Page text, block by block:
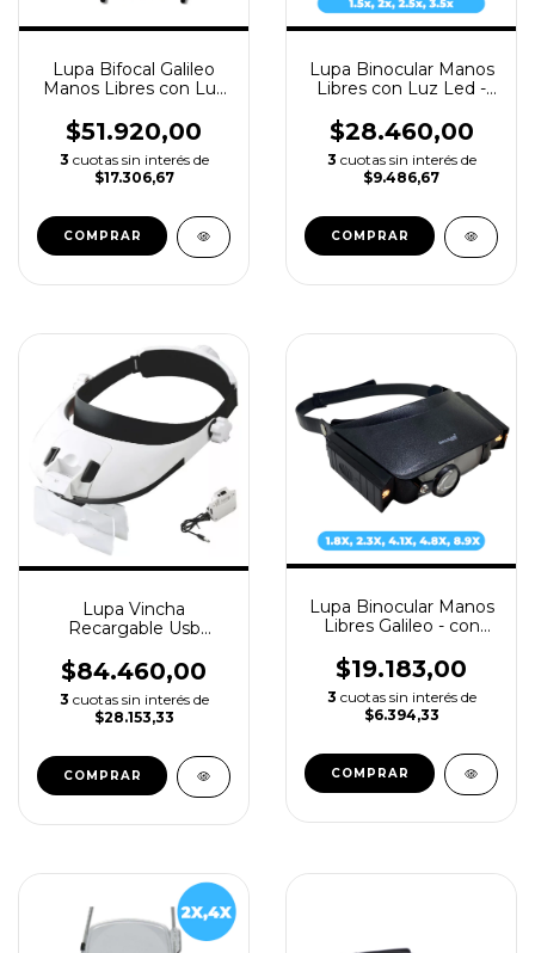
Lupa Bifocal Galileo
Manos Libres con Luz
$51.920,00
3 cuotas sin interés de
$17.306,67
Lupa Binocular Manos
Libres con Luz Led -
$28.460,00
3 cuotas sin interés de
$9.486,67
Lupa Vincha
Recargable Usb
Aumentos
$84.460,00
3 cuotas sin interés de
$28.153,33
Lupa Binocular Manos
Libres Galileo - con
$19.183,00
3 cuotas sin interés de
$6.394,33